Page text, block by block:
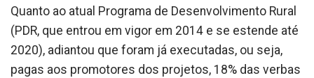
Quanto ao atual Programa de Desenvolvimento Rural
(PDR, que entrou em vigor em 2014 e se estende até
2020), adiantou que foram já executadas, ou seja,
pagas aos promotores dos projetos, 18% das verbas